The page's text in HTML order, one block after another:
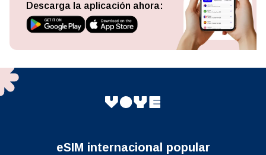
Descarga la aplicación ahora:
eSIM internacional popular